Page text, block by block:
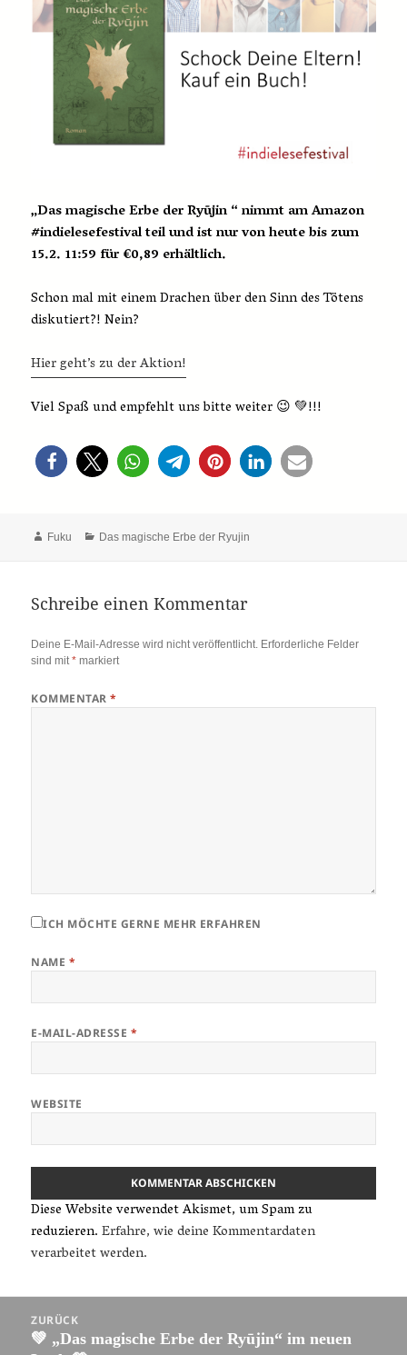
„Das magische Erbe der Ryūjin “ nimmt am Amazon
#indielesefestival teil und ist nur von heute bis zum
15.2. 11:59 für €0,89 erhältlich.
Schon mal mit einem Drachen über den Sinn des Tötens
diskutiert?! Nein?
Hier geht’s zu der Aktion!
Viel Spaß und empfehlt uns bitte weiter 😉 💚!!!
Autor
Fuku Kategorien
Das magische Erbe der Ryujin
Schreibe einen Kommentar
Deine E-Mail-Adresse wird nicht veröffentlicht. Erforderliche Felder
sind mit* markiert
KOMMENTAR*
ICH MÖCHTE GERNE MEHR ERFAHREN
NAME *
E-MAIL-ADRESSE *
WEBSITE
Diese Website verwendet Akismet, um Spam zu
reduzieren.Erfahre, wie deine Kommentardaten
verarbeitet werden.
Beitragsnavigation
ZURÜCK
Vorheriger
💚 „Das magische Erbe der Ryūjin“ im neuen